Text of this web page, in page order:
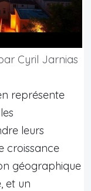
Cyril Jarnias
représente
leurs
croissance
géographique
et un